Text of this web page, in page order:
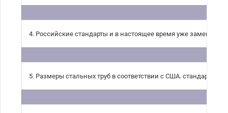
4. Российские стандарты и в настоящее время уже заменили
5. Размеры стальных труб в соответствии с США. стандарты